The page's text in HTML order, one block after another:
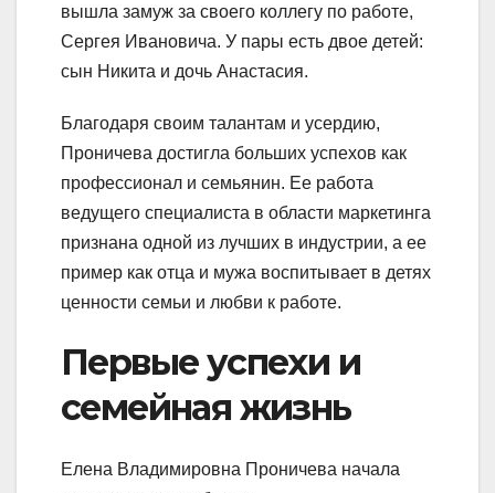
вышла замуж за своего коллегу по работе,
Сергея Ивановича. У пары есть двое детей:
сын Никита и дочь Анастасия.
Благодаря своим талантам и усердию,
Проничева достигла больших успехов как
профессионал и семьянин. Ее работа
ведущего специалиста в области маркетинга
признана одной из лучших в индустрии, а ее
пример как отца и мужа воспитывает в детях
ценности семьи и любви к работе.
Первые успехи и
семейная жизнь
Елена Владимировна Проничева начала